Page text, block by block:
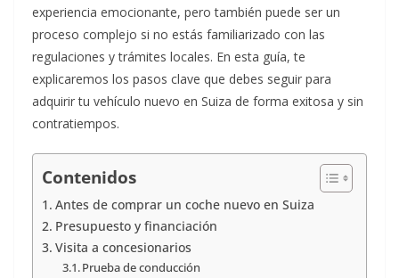
experiencia emocionante, pero también puede ser un
proceso complejo si no estás familiarizado con las
regulaciones y trámites locales. En esta guía, te
explicaremos los pasos clave que debes seguir para
adquirir tu vehículo nuevo en Suiza de forma exitosa y sin
contratiempos.
Contenidos
Antes de comprar un coche nuevo en Suiza
Presupuesto y financiación
Visita a concesionarios
Prueba de conducción